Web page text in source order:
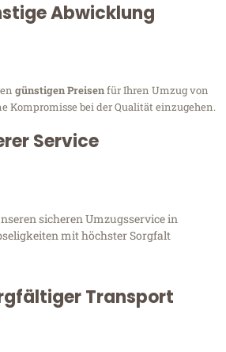
Abwicklung
günstigen Preisenfür Ihren Umzug von
Kompromisse bei der Qualität einzugehen.
Service
sicheren Umzugsservice in
mit höchster Sorgfalt
Transport